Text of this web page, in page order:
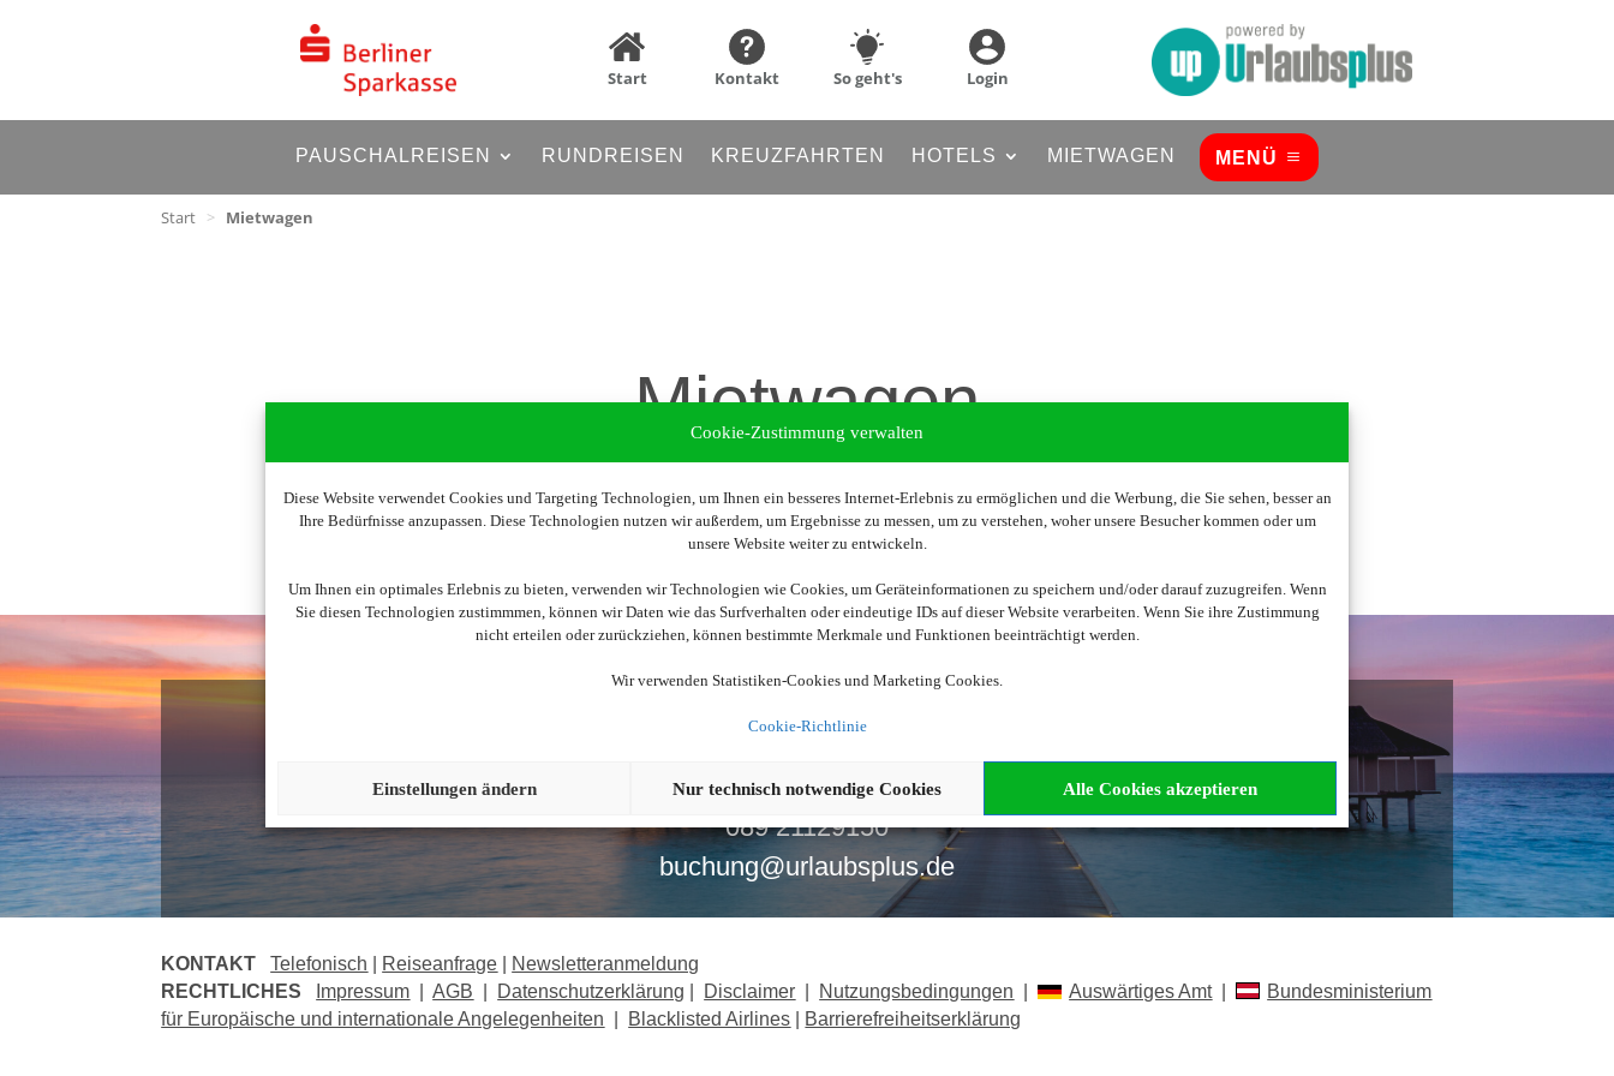
Cookie-Zustimmung verwalten
Diese Website verwendet Cookies und Targeting Technologien, um Ihnen ein besseres Internet-Erlebnis zu ermöglichen und die Werbung, die Sie sehen, besser an
Ihre Bedürfnisse anzupassen. Diese Technologien nutzen wir außerdem, um Ergebnisse zu messen, um zu verstehen, woher unsere Besucher kommen oder um
unsere Website weiter zu entwickeln.
Um Ihnen ein optimales Erlebnis zu bieten, verwenden wir Technologien wie Cookies, um Geräteinformationen zu speichern und/oder darauf zuzugreifen. Wenn
Sie diesen Technologien zustimmmen, können wir Daten wie das Surfverhalten oder eindeutige IDs auf dieser Website verarbeiten. Wenn Sie ihre Zustimmung
nicht erteilen oder zurückziehen, können bestimmte Merkmale und Funktionen beeinträchtigt werden.
Wir verwenden Statistiken-Cookies und Marketing Cookies.
Cookie-Richtlinie
Alle Cookies akzeptieren
Nur technisch notwendige Cookies
Einstellungen ändern
Start Kontakt So geht's Login
PAUSCHALREISEN RUNDREISEN KREUZFAHRTEN HOTELS MIETWAGEN MENÜ
Start > Mietwagen
Mietwagen
Noch nicht fündig geworden?
Wir beraten Sie gerne!
089 21129150
buchung@urlaubsplus.de
KONTAKT Telefonisch Reiseanfrage
Newsletteranmeldung
RECHTLICHES
Impressum |AGB Datenschutzerklärung Disclaimer Nutzungsbedingungen | Auswärtiges Amt|
Bundesministerium
für Europäische und internationale Angelegenheiten
Blacklisted Airlines Barrierefreiheitserklärung